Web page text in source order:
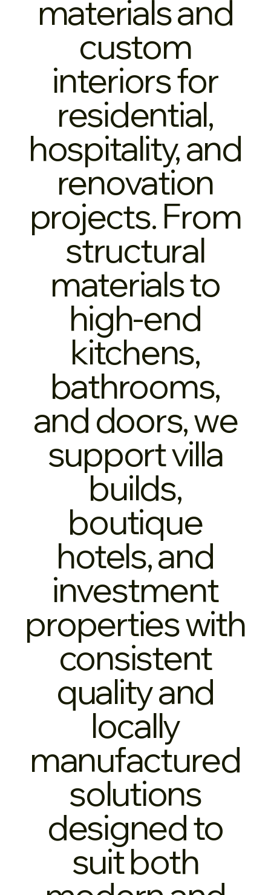
materials and
custom
interiors for
residential,
hospitality, and
renovation
projects. From
structural
materials to
high-end
kitchens,
bathrooms,
and doors, we
support villa
builds,
boutique
hotels, and
investment
properties with
consistent
quality and
locally
manufactured
solutions
designed to
suit both